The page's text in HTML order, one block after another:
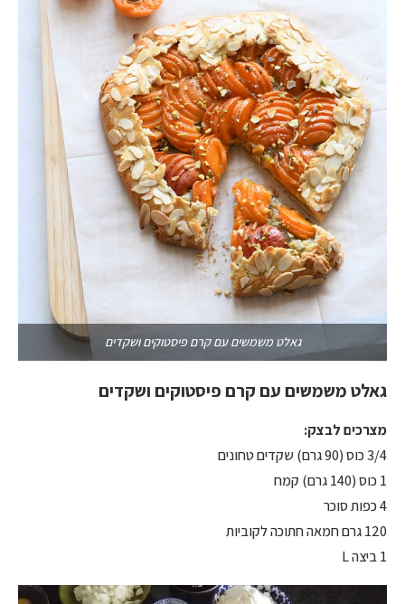
גאלט משמשים עם קרם פיסטוקים ושקדים
גאלט משמשים עם קרם פיסטוקים ושקדים
מצרכים לבצק:
3/4 כוס (90 גרם) שקדים טחונים
1 כוס (140 גרם) קמח
4 כפות סוכר
120 גרם חמאה חתוכה לקוביות
1 ביצה L